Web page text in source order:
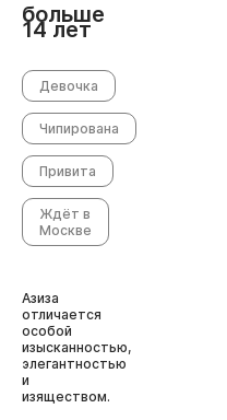
больше
14 лет
Девочка
Чипирована
Привита
Ждёт в
Москве
Азиза
отличается
особой
изысканностью,
элегантностью
и
изяществом.